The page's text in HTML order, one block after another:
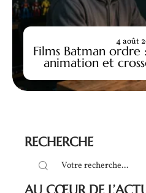
Films Batman
animation et
4 août
RECHERCHE